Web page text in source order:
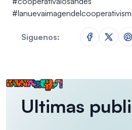
Siguenos:
Ultimas